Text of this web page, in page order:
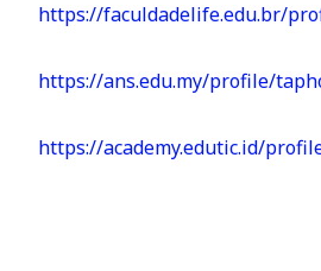
https://faculdadelife.edu.br/
https://ans.edu.my/profile/
https://academy.edutic.id/